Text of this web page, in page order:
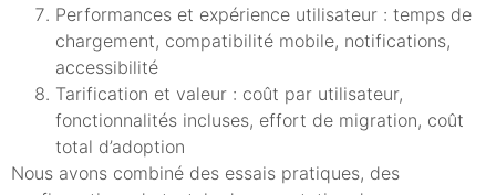
Performances et expérience utilisateur : temps de
chargement, compatibilité mobile, notifications,
accessibilité
Tarification et valeur : coût par utilisateur,
fonctionnalités incluses, effort de migration, coût
total d’adoption
Nous avons combiné des essais pratiques, des